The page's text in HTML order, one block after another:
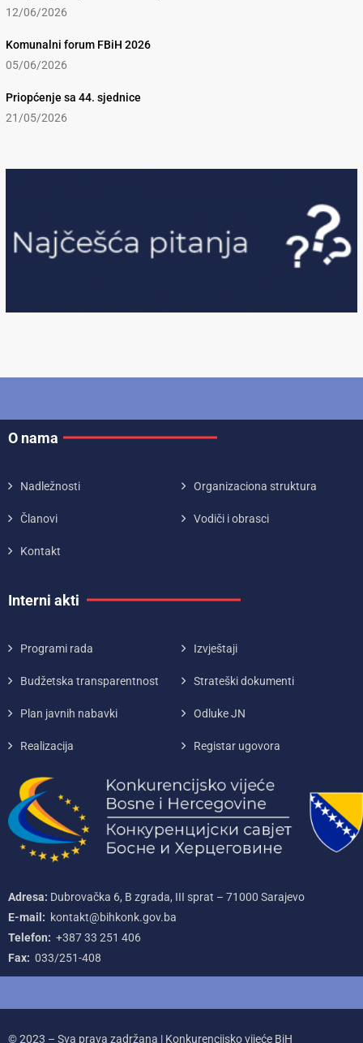
12/06/2026
Komunalni forum FBiH 2026
05/06/2026
Priopćenje sa 44. sjednice
21/05/2026
O nama
Nadležnosti Organizaciona struktura
Članovi Vodiči i obrasci
Kontakt
Interni akti
Programi rada Izvještaji
Budžetska transparentnost Strateški dokumenti
Plan javnih nabavki Odluke JN
Realizacija Registar ugovora
Adresa: Dubrovačka 6, B zgrada, III sprat – 71000‌ Sarajevo
E-mail: kontakt@bihkonk.gov.ba
Telefon: +387‌ 33‌ 251‌ 406
Fax: 033/251-408
© 2023 – Sva prava zadržana | Konkurencijsko vijeće BiH